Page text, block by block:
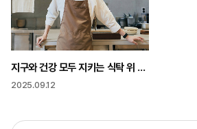
지구와 건강 모두 지키는 식탁 위 환경운동 “못난이 채소로도 미쉐린 요리 만들어요”
2025.09.12